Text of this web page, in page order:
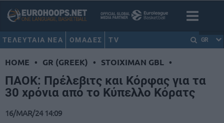
ΤΕΛΕΥΤΑΙΑ ΝΕΑ ΟΜΑΔΕΣ TV GR
HOME • GR (GREEK) • STOIXIMAN GBL •
ΠΑΟΚ: Πρέλεβιτς και Κόρφας για τα
30 χρόνια από το Κύπελλο Κόρατς
16/MAR/24 14:09